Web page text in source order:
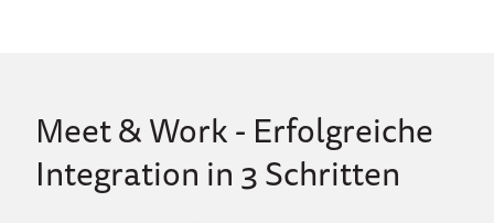
Meet & Work - Erfolgreiche
Integration in 3 Schritten